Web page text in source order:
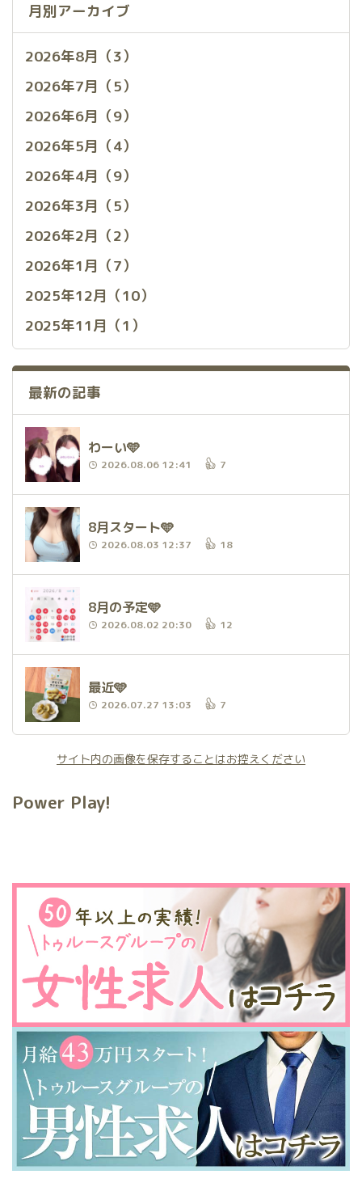
月別アーカイブ
2026年8月（3）
2026年7月（5）
2026年6月（9）
2026年5月（4）
2026年4月（9）
2026年3月（5）
2026年2月（2）
2026年1月（7）
2025年12月（10）
2025年11月（1）
最新の記事
わーい🩵
2026.08.06 12:41 7
8月スタート🩵
2026.08.03 12:37 18
8月の予定🩵
2026.08.02 20:30 12
最近🩵
2026.07.27 13:03 7
サイト内の画像を保存することはお控えください
Power Play!